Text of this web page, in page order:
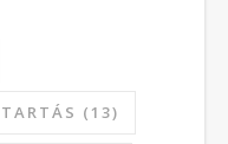
(13)